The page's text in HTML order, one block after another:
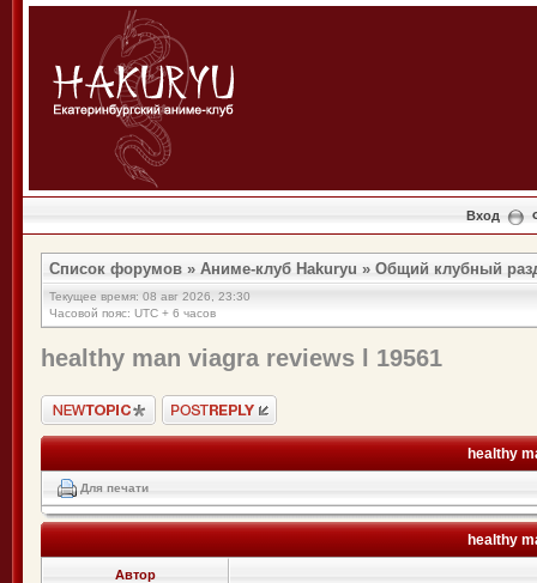
Вход
Список форумов » Аниме-клуб Hakuryu » Общий клубный
Текущее время: 08 авг 2026, 23:30
Часовой пояс: UTC + 6 часов
healthy man viagra reviews l 19561
Новая тема"> Ответить
healthy
Для печати
healthy
Автор